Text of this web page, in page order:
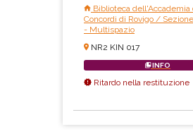
Biblioteca dell'Accademia
Concordi di Rovigo /
- Multispazio
NR2 KIN 017
INFO
Ritardo nella restituzione